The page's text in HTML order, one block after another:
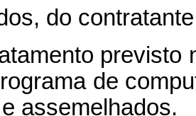
do
de
assemelhados.